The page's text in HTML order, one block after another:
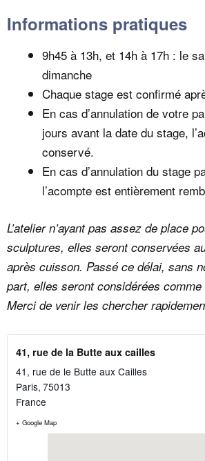
Informations pratiques
9h45 à 13h, et 14h à 17h : le
dimanche
Chaque stage est confirmé
En cas d’annulation de votre
jours avant la date du stage,
conservé.
En cas d’annulation du stage
l’acompte est entièrement
L’atelier n’ayant pas assez de place
sculptures, elles seront conservées
après cuisson. Passé ce délai, sans
part, elles seront considérées comme
Merci de venir les chercher
41, rue de la Butte aux cailles
41, rue de le Butte aux Cailles
Paris, 75013
France
+ Google Map